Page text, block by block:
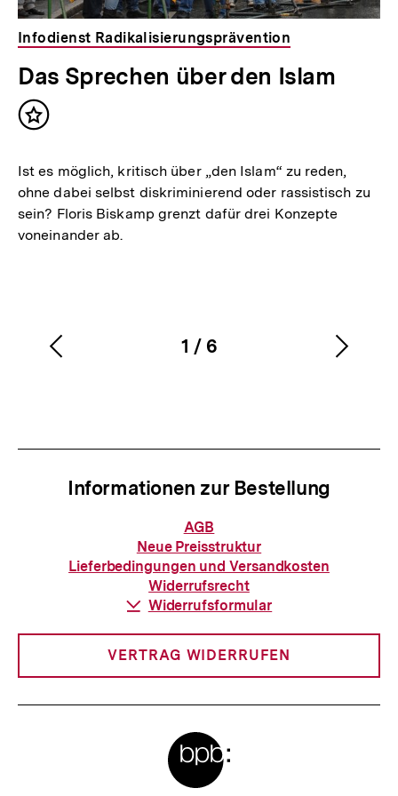
Infodienst Radikalisierungsprävention
Das Sprechen über den Islam
Inhalt
Ist es möglich, kritisch über „den Islam“ zu reden,
ohne dabei selbst diskriminierend oder rassistisch zu
sein? Floris Biskamp grenzt dafür drei Konzepte
voneinander ab.
Karussellinhalt
1
von
/ 6
Vorherigen
Informationen zur Bestellung
Informationen
zur
Bestellung
AGB
Neue Preisstruktur
Lieferbedingungen und Versandkosten
Widerrufsrecht
Download-
Widerrufsformular
VERTRAG WIDERRUFEN